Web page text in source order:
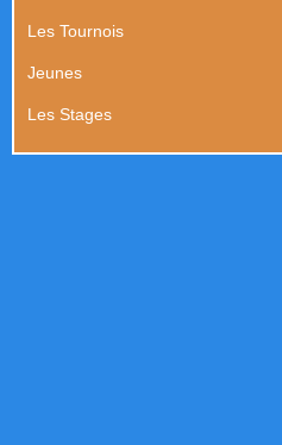
Les Tournois
Jeunes
Les Stages